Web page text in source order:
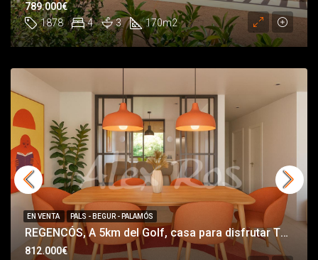
1878 4 3 170m2
789.000€
REGENCÓS, A 5km del Golf, casa para disfrutar TODO el año
812.000€
EN VENTA PALS - BEGUR - PALAMÓS